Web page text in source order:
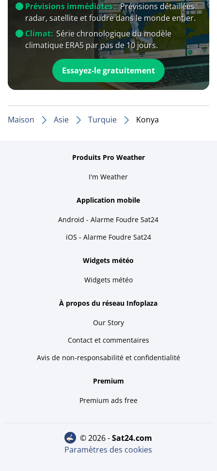
Prévisions immédiates : Prévisions détaillées
radar, satellite et foudre dans le monde entier.
Climat: Série chronologique du modèle
climatique ERA5 par pas de 10 jours.
Essayez-le gratuitement
Maison Asie Turquie Konya
Produits Pro Weather
I'm Weather
Application mobile
Android - Alarme Foudre Sat24
iOS - Alarme Foudre Sat24
Widgets météo
Widgets météo
À propos du réseau Infoplaza
Our Story
Contact et commentaires
Avis de non-responsabilité et confidentialité
Premium
Premium ads free
© 2026 - sat24.com
Paramètres des cookies